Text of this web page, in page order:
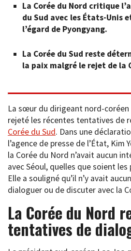
La Corée du Nord critique
du Sud avec les États-Unis
l’égard de Pyongyang.
La Corée du Sud reste
la paix malgré le rejet de la
La sœur du dirigeant nord-coréen
rejeté les récentes tentatives de
Corée du Sud. Dans une
l’agence de presse de l’État, Kim
la Corée du Nord n’avait aucun
avec Séoul, quelles que soient
Elle a souligné qu’il n’y avait
dialoguer ou de discuter avec la
La Corée du Nord
tentatives de